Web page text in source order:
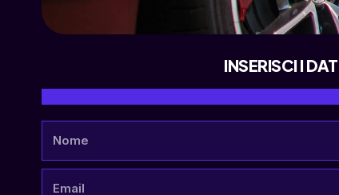
INSERISCI I